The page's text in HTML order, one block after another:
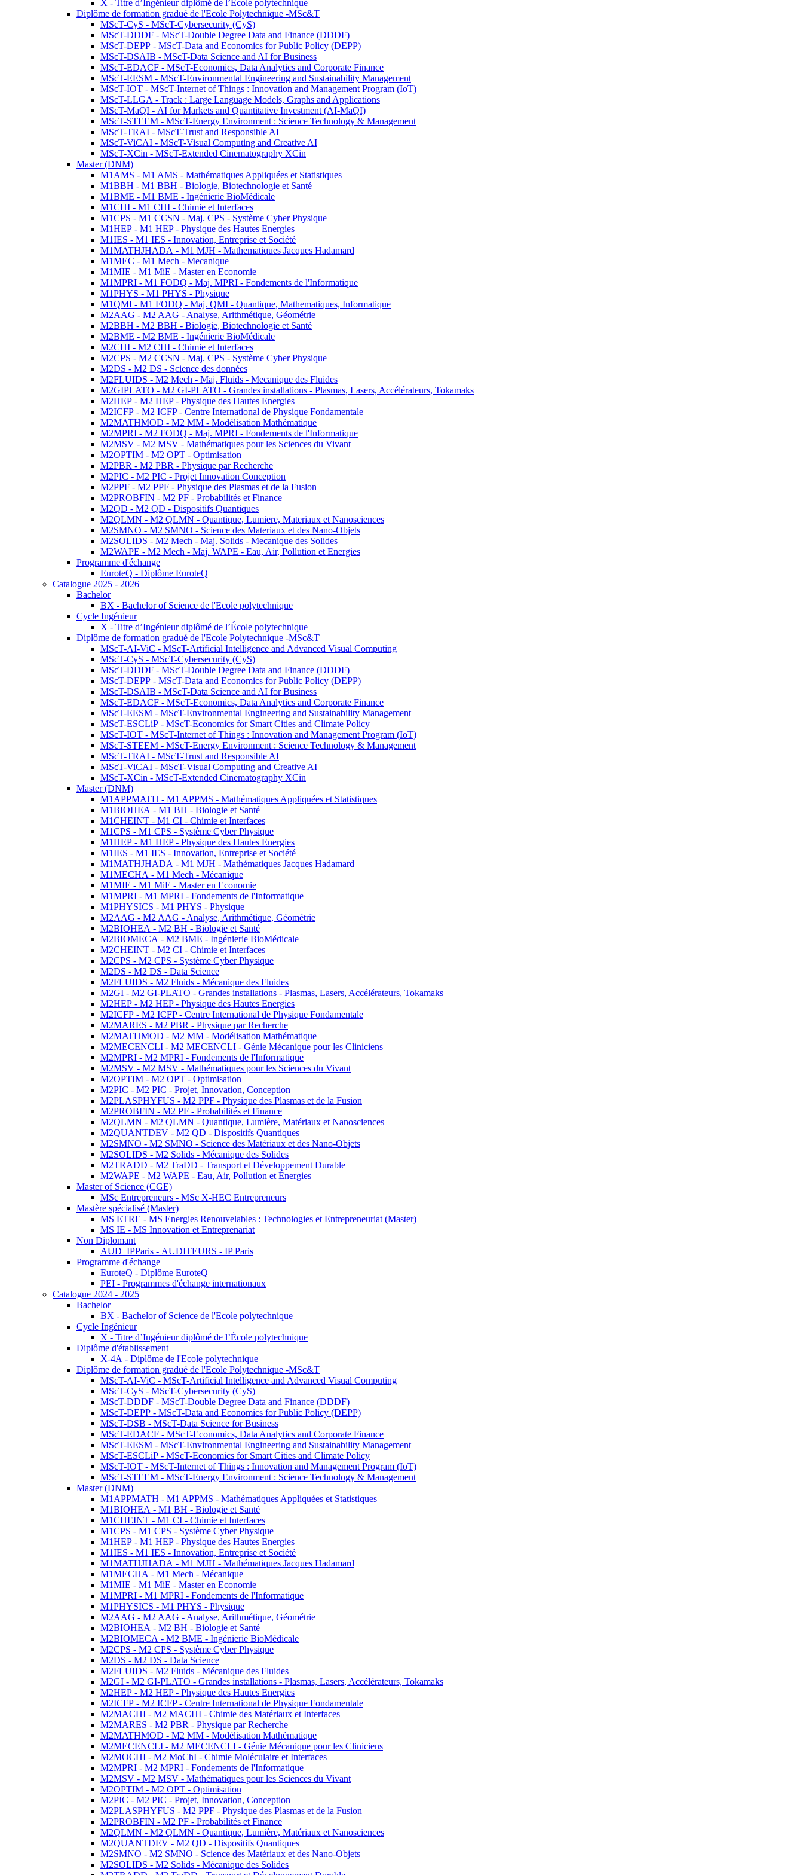
X - Titre d’Ingénieur diplômé de l’École polytechnique
Diplôme de formation gradué de l'Ecole Polytechnique -MSc&T
MScT-CyS - MScT-Cybersecurity (CyS)
MScT-DDDF - MScT-Double Degree Data and Finance (DDDF)
MScT-DEPP - MScT-Data and Economics for Public Policy (DEPP)
MScT-DSAIB - MScT-Data Science and AI for Business
MScT-EDACF - MScT-Economics, Data Analytics and Corporate Finance
MScT-EESM - MScT-Environmental Engineering and Sustainability Management
MScT-IOT - MScT-Internet of Things : Innovation and Management Program (IoT)
MScT-LLGA - Track : Large Language Models, Graphs and Applications
MScT-MaQI - AI for Markets and Quantitative Investment (AI-MaQI)
MScT-STEEM - MScT-Energy Environment : Science Technology & Management
MScT-TRAI - MScT-Trust and Responsible AI
MScT-ViCAI - MScT-Visual Computing and Creative AI
MScT-XCin - MScT-Extended Cinematography XCin
Master (DNM)
M1AMS - M1 AMS - Mathématiques Appliquées et Statistiques
M1BBH - M1 BBH - Biologie, Biotechnologie et Santé
M1BME - M1 BME - Ingénierie BioMédicale
M1CHI - M1 CHI - Chimie et Interfaces
M1CPS - M1 CCSN - Maj. CPS - Système Cyber Physique
M1HEP - M1 HEP - Physique des Hautes Energies
M1IES - M1 IES - Innovation, Entreprise et Société
M1MATHJHADA - M1 MJH - Mathematiques Jacques Hadamard
M1MEC - M1 Mech - Mecanique
M1MIE - M1 MiE - Master en Economie
M1MPRI - M1 FODQ - Maj. MPRI - Fondements de l'Informatique
M1PHYS - M1 PHYS - Physique
M1QMI - M1 FODQ - Maj. QMI - Quantique, Mathematiques, Informatique
M2AAG - M2 AAG - Analyse, Arithmétique, Géométrie
M2BBH - M2 BBH - Biologie, Biotechnologie et Santé
M2BME - M2 BME - Ingénierie BioMédicale
M2CHI - M2 CHI - Chimie et Interfaces
M2CPS - M2 CCSN - Maj. CPS - Système Cyber Physique
M2DS - M2 DS - Science des données
M2FLUIDS - M2 Mech - Maj. Fluids - Mecanique des Fluides
M2GIPLATO - M2 GI-PLATO - Grandes installations - Plasmas, Lasers, Accélérateurs, Tokamaks
M2HEP - M2 HEP - Physique des Hautes Energies
M2ICFP - M2 ICFP - Centre International de Physique Fondamentale
M2MATHMOD - M2 MM - Modélisation Mathématique
M2MPRI - M2 FODQ - Maj. MPRI - Fondements de l'Informatique
M2MSV - M2 MSV - Mathématiques pour les Sciences du Vivant
M2OPTIM - M2 OPT - Optimisation
M2PBR - M2 PBR - Physique par Recherche
M2PIC - M2 PIC - Projet Innovation Conception
M2PPF - M2 PPF - Physique des Plasmas et de la Fusion
M2PROBFIN - M2 PF - Probabilités et Finance
M2QD - M2 QD - Dispositifs Quantiques
M2QLMN - M2 QLMN - Quantique, Lumiere, Materiaux et Nanosciences
M2SMNO - M2 SMNO - Science des Materiaux et des Nano-Objets
M2SOLIDS - M2 Mech - Maj. Solids - Mecanique des Solides
M2WAPE - M2 Mech - Maj. WAPE - Eau, Air, Pollution et Energies
Programme d'échange
EuroteQ - Diplôme EuroteQ
Catalogue 2025 - 2026
Bachelor
BX - Bachelor of Science de l'Ecole polytechnique
Cycle Ingénieur
X - Titre d’Ingénieur diplômé de l’École polytechnique
Diplôme de formation gradué de l'Ecole Polytechnique -MSc&T
MScT-AI-ViC - MScT-Artificial Intelligence and Advanced Visual Computing
MScT-CyS - MScT-Cybersecurity (CyS)
MScT-DDDF - MScT-Double Degree Data and Finance (DDDF)
MScT-DEPP - MScT-Data and Economics for Public Policy (DEPP)
MScT-DSAIB - MScT-Data Science and AI for Business
MScT-EDACF - MScT-Economics, Data Analytics and Corporate Finance
MScT-EESM - MScT-Environmental Engineering and Sustainability Management
MScT-ESCLiP - MScT-Economics for Smart Cities and Climate Policy
MScT-IOT - MScT-Internet of Things : Innovation and Management Program (IoT)
MScT-STEEM - MScT-Energy Environment : Science Technology & Management
MScT-TRAI - MScT-Trust and Responsible AI
MScT-ViCAI - MScT-Visual Computing and Creative AI
MScT-XCin - MScT-Extended Cinematography XCin
Master (DNM)
M1APPMATH - M1 APPMS - Mathématiques Appliquées et Statistiques
M1BIOHEA - M1 BH - Biologie et Santé
M1CHEINT - M1 CI - Chimie et Interfaces
M1CPS - M1 CPS - Système Cyber Physique
M1HEP - M1 HEP - Physique des Hautes Energies
M1IES - M1 IES - Innovation, Entreprise et Société
M1MATHJHADA - M1 MJH - Mathématiques Jacques Hadamard
M1MECHA - M1 Mech - Mécanique
M1MIE - M1 MiE - Master en Economie
M1MPRI - M1 MPRI - Fondements de l'Informatique
M1PHYSICS - M1 PHYS - Physique
M2AAG - M2 AAG - Analyse, Arithmétique, Géométrie
M2BIOHEA - M2 BH - Biologie et Santé
M2BIOMECA - M2 BME - Ingénierie BioMédicale
M2CHEINT - M2 CI - Chimie et Interfaces
M2CPS - M2 CPS - Système Cyber Physique
M2DS - M2 DS - Data Science
M2FLUIDS - M2 Fluids - Mécanique des Fluides
M2GI - M2 GI-PLATO - Grandes installations - Plasmas, Lasers, Accélérateurs, Tokamaks
M2HEP - M2 HEP - Physique des Hautes Energies
M2ICFP - M2 ICFP - Centre International de Physique Fondamentale
M2MARES - M2 PBR - Physique par Recherche
M2MATHMOD - M2 MM - Modélisation Mathématique
M2MECENCLI - M2 MECENCLI - Génie Mécanique pour les Cliniciens
M2MPRI - M2 MPRI - Fondements de l'Informatique
M2MSV - M2 MSV - Mathématiques pour les Sciences du Vivant
M2OPTIM - M2 OPT - Optimisation
M2PIC - M2 PIC - Projet, Innovation, Conception
M2PLASPHYFUS - M2 PPF - Physique des Plasmas et de la Fusion
M2PROBFIN - M2 PF - Probabilités et Finance
M2QLMN - M2 QLMN - Quantique, Lumière, Matériaux et Nanosciences
M2QUANTDEV - M2 QD - Dispositifs Quantiques
M2SMNO - M2 SMNO - Science des Matériaux et des Nano-Objets
M2SOLIDS - M2 Solids - Mécanique des Solides
M2TRADD - M2 TraDD - Transport et Développement Durable
M2WAPE - M2 WAPE - Eau, Air, Pollution et Énergies
Master of Science (CGE)
MSc Entrepreneurs - MSc X-HEC Entrepreneurs
Mastère spécialisé (Master)
MS ETRE - MS Energies Renouvelables : Technologies et Entrepreneuriat (Master)
MS IE - MS Innovation et Entreprenariat
Non Diplomant
AUD_IPParis - AUDITEURS - IP Paris
Programme d'échange
EuroteQ - Diplôme EuroteQ
PEI - Programmes d'échange internationaux
Catalogue 2024 - 2025
Bachelor
BX - Bachelor of Science de l'Ecole polytechnique
Cycle Ingénieur
X - Titre d’Ingénieur diplômé de l’École polytechnique
Diplôme d'établissement
X-4A - Diplôme de l'Ecole polytechnique
Diplôme de formation gradué de l'Ecole Polytechnique -MSc&T
MScT-AI-ViC - MScT-Artificial Intelligence and Advanced Visual Computing
MScT-CyS - MScT-Cybersecurity (CyS)
MScT-DDDF - MScT-Double Degree Data and Finance (DDDF)
MScT-DEPP - MScT-Data and Economics for Public Policy (DEPP)
MScT-DSB - MScT-Data Science for Business
MScT-EDACF - MScT-Economics, Data Analytics and Corporate Finance
MScT-EESM - MScT-Environmental Engineering and Sustainability Management
MScT-ESCLiP - MScT-Economics for Smart Cities and Climate Policy
MScT-IOT - MScT-Internet of Things : Innovation and Management Program (IoT)
MScT-STEEM - MScT-Energy Environment : Science Technology & Management
Master (DNM)
M1APPMATH - M1 APPMS - Mathématiques Appliquées et Statistiques
M1BIOHEA - M1 BH - Biologie et Santé
M1CHEINT - M1 CI - Chimie et Interfaces
M1CPS - M1 CPS - Système Cyber Physique
M1HEP - M1 HEP - Physique des Hautes Energies
M1IES - M1 IES - Innovation, Entreprise et Société
M1MATHJHADA - M1 MJH - Mathématiques Jacques Hadamard
M1MECHA - M1 Mech - Mécanique
M1MIE - M1 MiE - Master en Economie
M1MPRI - M1 MPRI - Fondements de l'Informatique
M1PHYSICS - M1 PHYS - Physique
M2AAG - M2 AAG - Analyse, Arithmétique, Géométrie
M2BIOHEA - M2 BH - Biologie et Santé
M2BIOMECA - M2 BME - Ingénierie BioMédicale
M2CPS - M2 CPS - Système Cyber Physique
M2DS - M2 DS - Data Science
M2FLUIDS - M2 Fluids - Mécanique des Fluides
M2GI - M2 GI-PLATO - Grandes installations - Plasmas, Lasers, Accélérateurs, Tokamaks
M2HEP - M2 HEP - Physique des Hautes Energies
M2ICFP - M2 ICFP - Centre International de Physique Fondamentale
M2MACHI - M2 MACHI - Chimie des Matériaux et Interfaces
M2MARES - M2 PBR - Physique par Recherche
M2MATHMOD - M2 MM - Modélisation Mathématique
M2MECENCLI - M2 MECENCLI - Génie Mécanique pour les Cliniciens
M2MOCHI - M2 MoChI - Chimie Moléculaire et Interfaces
M2MPRI - M2 MPRI - Fondements de l'Informatique
M2MSV - M2 MSV - Mathématiques pour les Sciences du Vivant
M2OPTIM - M2 OPT - Optimisation
M2PIC - M2 PIC - Projet, Innovation, Conception
M2PLASPHYFUS - M2 PPF - Physique des Plasmas et de la Fusion
M2PROBFIN - M2 PF - Probabilités et Finance
M2QLMN - M2 QLMN - Quantique, Lumière, Matériaux et Nanosciences
M2QUANTDEV - M2 QD - Dispositifs Quantiques
M2SMNO - M2 SMNO - Science des Matériaux et des Nano-Objets
M2SOLIDS - M2 Solids - Mécanique des Solides